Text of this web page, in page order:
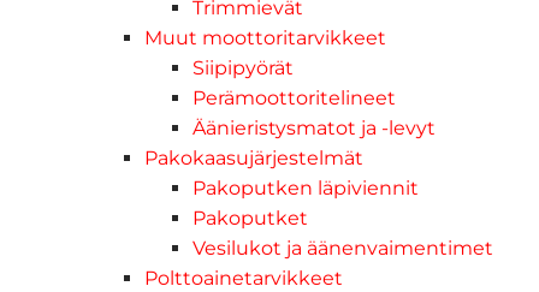
Trimmievät
Muut moottoritarvikkeet
Siipipyörät
Perämoottoritelineet
Äänieristysmatot ja -levyt
Pakokaasujärjestelmät
Pakoputken läpiviennit
Pakoputket
Vesilukot ja äänenvaimentimet
Polttoainetarvikkeet